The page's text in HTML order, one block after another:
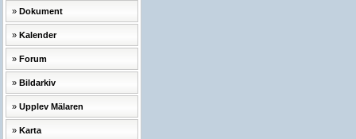
Dokument
Kalender
Forum
Bildarkiv
Upplev Mälaren
Karta